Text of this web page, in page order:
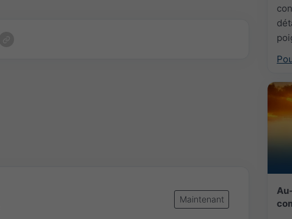
Maintenant